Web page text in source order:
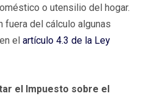
o utensilio del hogar.
fuera del cálculo algunas
el artículo 4.3 de la Ley
el Impuesto sobre el